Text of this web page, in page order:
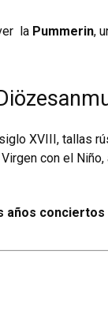
la Pummerin,
XVIII, tallas
con el Niño,
años conciertos